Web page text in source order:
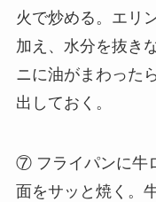
火で炒める。エリ
加え、水分を抜き
ニに油がまわった
出しておく。
⑦ フライパンに牛
面をサッと焼く。